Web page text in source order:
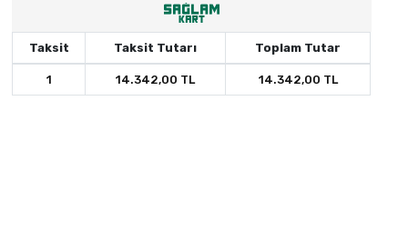
Taksit Taksit Tutarı Toplam Tutar
1 14.342,00 TL 14.342,00 TL